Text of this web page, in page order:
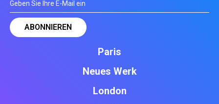
Paris
Neues Werk
London